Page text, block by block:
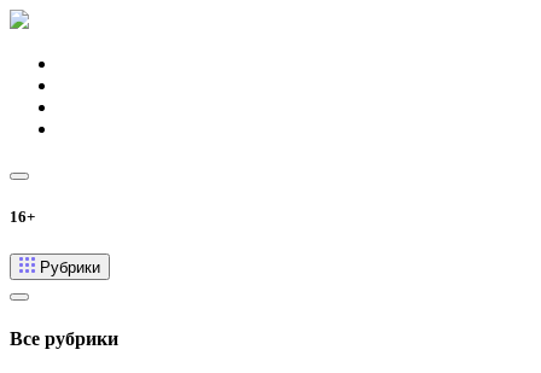
16+
Рубрики
Все рубрики